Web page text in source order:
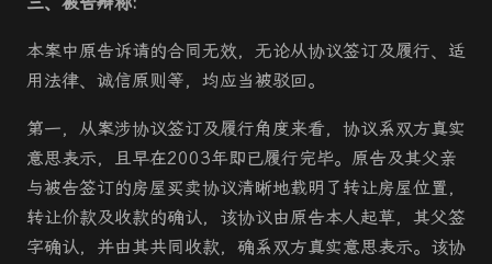
本案中原告诉请的合同无效，无论从协议签订及履行、适
用法律、诚信原则等，均应当被驳回。
第一，从案涉协议签订及履行角度来看，协议系双方真实
意思表示，且早在2003年即已履行完毕。原告及其父亲
与被告签订的房屋买卖协议清晰地载明了转让房屋位置，
转让价款及收款的确认，该协议由原告本人起草，其父签
字确认，并由其共同收款，确系双方真实意思表示。该协